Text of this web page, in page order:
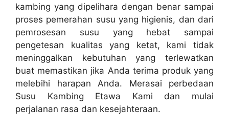
kambing yang dipelihara dengan benar sampai
proses pemerahan susu yang higienis, dan dari
pemrosesan susu yang hebat sampai
pengetesan kualitas yang ketat, kami tidak
meninggalkan kebutuhan yang terlewatkan
buat memastikan jika Anda terima produk yang
melebihi harapan Anda. Merasai perbedaan
Susu Kambing Etawa Kami dan mulai
perjalanan rasa dan kesejahteraan.